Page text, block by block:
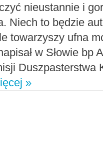
nieustannie i
Niech to będzie
towarzyszy ufna
w Słowie bp
Duszpasterstwa
»